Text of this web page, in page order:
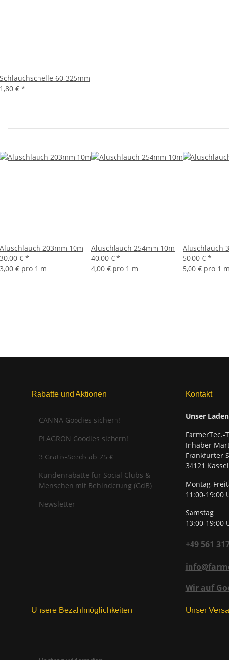
Schlauchschelle 60-325mm
1,80 € *
Aluschlauch 203mm 10m
30,00 € *
3,00 € pro 1 m
Aluschlauch 254mm 10m
40,00 € *
4,00 € pro 1 m
Aluschlauch
50,00 € *
5,00 € pro 1 m
Rabatte und Aktionen
CANNA Goodies sichern!
PLAGRON Goodies sichern!
3 Gratis-Seeds ab 75 €
Kundenrabatte für Social Clubs &
Menschen mit Behinderung (GdB)
Newsletter
Kontakt
Unser
FarmerTec.-
Inhaber
Frankfurter
34121 Kassel
Montag-
11:00-19:00
Samstag
13:00-19:00
+49 561
Wir auf
Unsere Bezahlmöglichkeiten Unser